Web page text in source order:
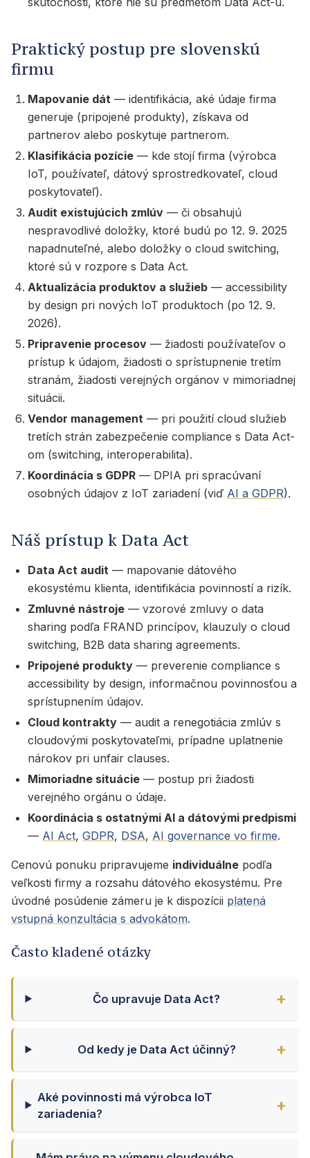
Praktický postup pre slovenskú
firmu
Mapovanie dát — identifikácia, aké údaje firma
generuje (pripojené produkty), získava od
partnerov alebo poskytuje partnerom.
Klasifikácia pozície — kde stojí firma (výrobca
IoT, používateľ, dátový sprostredkovateľ, cloud
poskytovateľ).
Audit existujúcich zmlúv — či obsahujú
nespravodlivé doložky, ktoré budú po 12. 9. 2025
napadnuteľné, alebo doložky o cloud switching,
ktoré sú v rozpore s Data Act.
Aktualizácia produktov a služieb — accessibility
by design pri nových IoT produktoch (po 12. 9.
2026).
Pripravenie procesov — žiadosti používateľov o
prístup k údajom, žiadosti o sprístupnenie tretím
stranám, žiadosti verejných orgánov v mimoriadnej
situácii.
Vendor management — pri použití cloud služieb
tretích strán zabezpečenie compliance s Data Act-
om (switching, interoperabilita).
Koordinácia s GDPR — DPIA pri spracúvaní
osobných údajov z IoT zariadení (viď AI a GDPR).
Náš prístup k Data Act
Data Act audit — mapovanie dátového
ekosystému klienta, identifikácia povinností a rizík.
Zmluvné nástroje — vzorové zmluvy o data
sharing podľa FRAND princípov, klauzuly o cloud
switching, B2B data sharing agreements.
Pripojené produkty — preverenie compliance s
accessibility by design, informačnou povinnosťou a
sprístupnením údajov.
Cloud kontrakty — audit a renegotiácia zmlúv s
cloudovými poskytovateľmi, prípadne uplatnenie
nárokov pri unfair clauses.
Mimoriadne situácie — postup pri žiadosti
verejného orgánu o údaje.
Koordinácia s ostatnými AI a dátovými predpismi
— AI Act, GDPR, DSA, AI governance vo firme.
Cenovú ponuku pripravujeme individuálne podľa
veľkosti firmy a rozsahu dátového ekosystému. Pre
úvodné posúdenie zámeru je k dispozícii platená
vstupná konzultácia s advokátom.
Často kladené otázky
Čo upravuje Data Act?
Od kedy je Data Act účinný?
Aké povinnosti má výrobca IoT
zariadenia?